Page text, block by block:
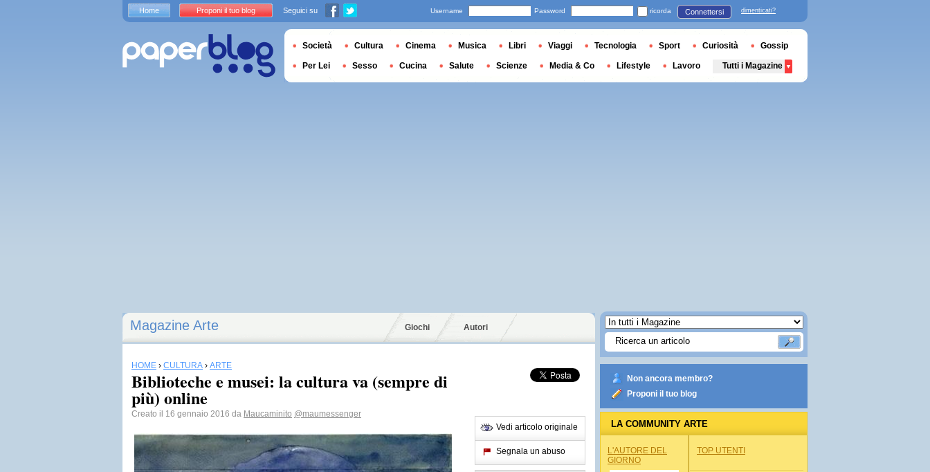
Magazine Arte Giochi Autori
HOME › CULTURA › ARTE
Biblioteche e musei: la cultura va (sempre di
più) online
Creato il 16 gennaio 2016 da Maucaminito @maumessenger
Vedi articolo originale
Segnala un abuso
Non ancora membro?
Proponi il tuo blog
LA COMMUNITY ARTE
L'AUTORE DEL
GIORNO
TOP UTENTI
Home Proponi il tuo blog Seguici su Username Password ricorda Connettersi dimenticati?
Società Cultura Cinema Musica Libri Viaggi Tecnologia Sport Curiosità Gossip
Per Lei Sesso Cucina Salute Scienze Media & Co Lifestyle Lavoro Tutti i Magazine